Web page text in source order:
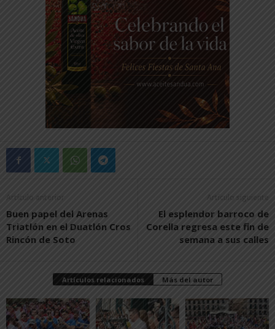
Artículo anterior
Buen papel del Arenas
Triatlón en el Duatlón Cros
Rincón de Soto
Artículo siguiente
El esplendor barroco de
Corella regresa este fin de
semana a sus calles
Artículos relacionados Más del autor